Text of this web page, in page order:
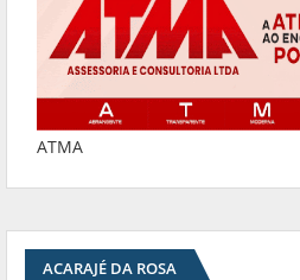
ATMA
ACARAJÉ DA ROSA